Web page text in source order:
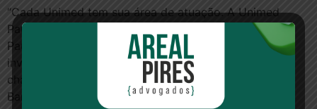
“Cada Unimed tem sua área de atuação. A Unimed
Paulistana pode vender planos para a cidade de São
Paulo e outros 29 municípios. Está havendo uma
invasão da nossa área de atuação com o que
chamamos de ‘boletagem casada'”, diz Paulo Leme
Barros, diretor-presidente da Unimed Paulistana.